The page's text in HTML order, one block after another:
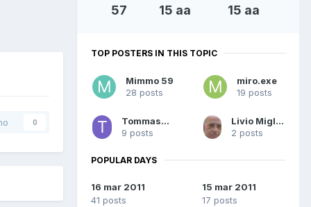
0
57 15 aa 15 aa
TOP POSTERS IN THIS TOPIC
Mimmo 59
28 posts
miro.exe
19 posts
Tommaso Uva
9 posts
Livio Migliaresi
2 posts
POPULAR DAYS
16 mar 2011
41 posts
15 mar 2011
17 posts